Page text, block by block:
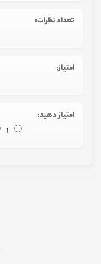
تعداد نظرات:
امتیاز:
امتیاز دهید:
1